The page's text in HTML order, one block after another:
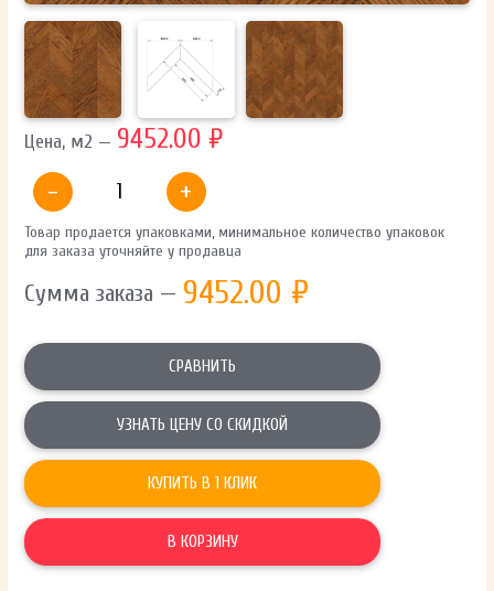
Цена, м2 — 9452.00 ₽
-
+
Товар продается упаковками, минимальное количество упаковок
для заказа уточняйте у продавца
Сумма заказа — 9452.00 ₽
СРАВНИТЬ
УЗНАТЬ ЦЕНУ СО СКИДКОЙ
КУПИТЬ В 1 КЛИК
В КОРЗИНУ